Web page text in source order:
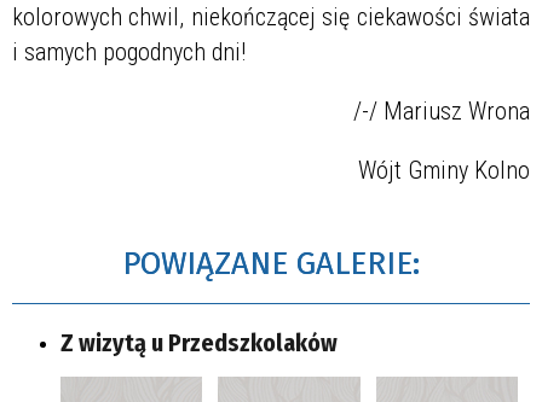
kolorowych chwil, niekończącej się ciekawości świata
i samych pogodnych dni!
/-/ Mariusz Wrona
Wójt Gminy Kolno
POWIĄZANE GALERIE:
Z wizytą u Przedszkolaków